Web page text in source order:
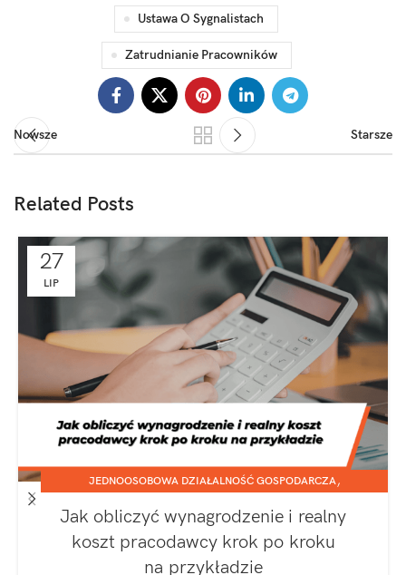
Ustawa O Sygnalistach
Zatrudnianie Pracowników
Nowsze Starsze
Related Posts
27
LIP
JEDNOOSOBOWA DZIAŁALNOŚĆ GOSPODARCZA,
Jak obliczyć wynagrodzenie i realny
koszt pracodawcy krok po kroku
na przykładzie